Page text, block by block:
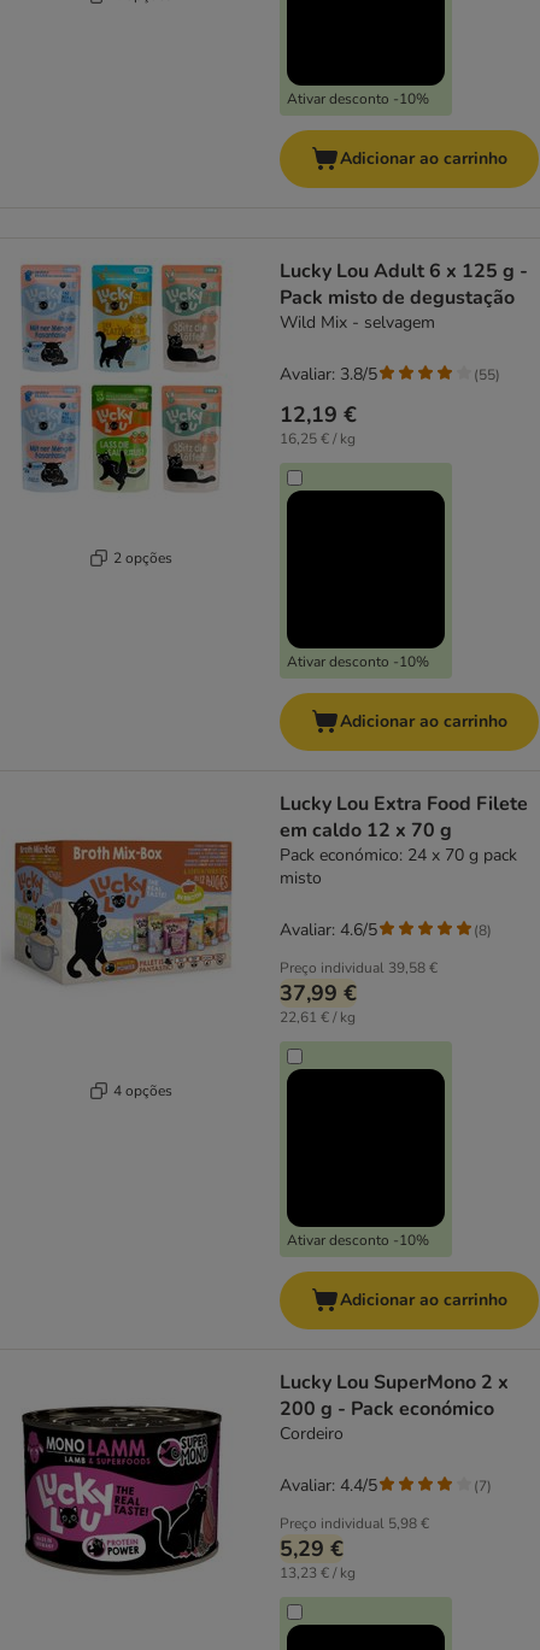
Ativar desconto -10%
Adicionar ao carrinho
2 opções
Lucky Lou Adult 6 x 125 g -
Pack misto de degustação
Wild Mix - selvagem
12,19 €
16,25 € / kg
Ativar desconto -10%
Avaliar: 3.8/5 (55)
Adicionar ao carrinho
4 opções
Lucky Lou Extra Food Filete
em caldo 12 x 70 g
Pack económico: 24 x 70 g pack
misto
Preço individual 39,58 €
37,99 €
22,61 € / kg
Ativar desconto -10%
Avaliar: 4.6/5 (8)
Adicionar ao carrinho
Lucky Lou SuperMono 2 x
200 g - Pack económico
Cordeiro
Preço individual 5,98 €
5,29 €
13,23 € / kg
Avaliar: 4.4/5 (7)